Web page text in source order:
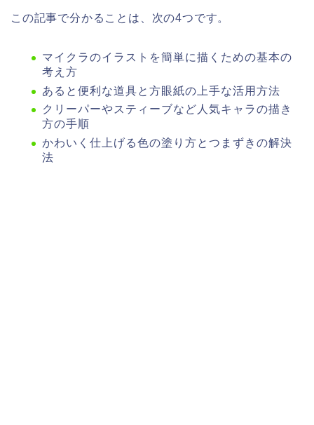
この記事で分かることは、次の4つです。
マイクラのイラストを簡単に描くための基本の
考え方
あると便利な道具と方眼紙の上手な活用方法
クリーパーやスティーブなど人気キャラの描き
方の手順
かわいく仕上げる色の塗り方とつまずきの解決
法